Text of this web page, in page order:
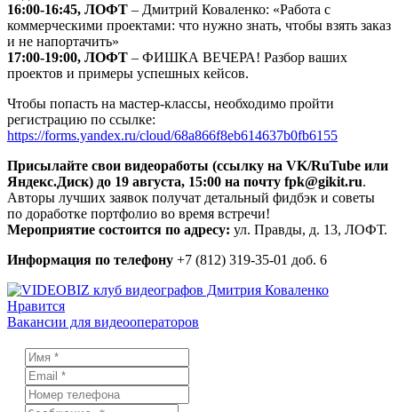
16:00-16:45, ЛОФТ – Дмитрий Коваленко: «Работа с
коммерческими проектами: что нужно знать, чтобы взять заказ
и не напортачить»
17:00-19:00, ЛОФТ – ФИШКА ВЕЧЕРА! Разбор ваших
проектов и примеры успешных кейсов.
Чтобы попасть на мастер-классы, необходимо пройти
регистрацию по ссылке:
https://forms.yandex.ru/cloud/68a866f8eb614637b0fb6155
Присылайте свои видеоработы (ссылку на VK/RuTube или
Яндекс.Диск) до 19 августа, 15:00 на почту fpk@gikit.ru.
Авторы лучших заявок получат детальный фидбэк и советы
по доработке портфолио во время встречи!
Мероприятие состоится по адресу: ул. Правды, д. 13, ЛОФТ.
Информация по телефону +7 (812) 319-35-01 доб. 6
Нравится
Вакансии для видеооператоров